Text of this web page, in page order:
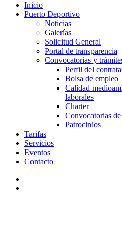
Inicio
Puerto Deportivo
Noticias
Galerías
Solicitud General
Portal de transparencia
Convocatorias y
Perfil del
Bolsa de empleo
Calidad
laborales
Charter
Convocatorias
Patrocinios
Tarifas
Servicios
Eventos
Contacto